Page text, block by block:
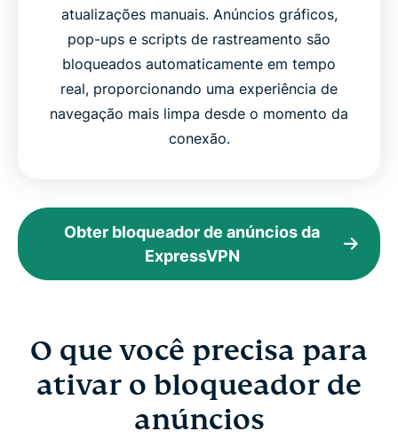
atualizações manuais. Anúncios gráficos,
pop-ups e scripts de rastreamento são
bloqueados automaticamente em tempo
real, proporcionando uma experiência de
navegação mais limpa desde o momento da
conexão.
Obter bloqueador de anúncios da
ExpressVPN
O que você precisa para
ativar o bloqueador de
anúncios